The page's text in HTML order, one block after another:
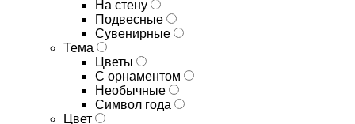
На стену
Подвесные
Сувенирные
Тема
Цветы
С орнаментом
Необычные
Символ года
Цвет